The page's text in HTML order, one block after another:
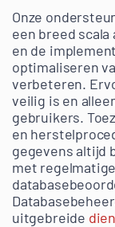
Onze
een breed
en de
optimaliseren
verbeteren.
veilig is en
gebruikers.
en
gegevens altijd
met
uitgebreide